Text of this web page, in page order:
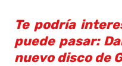
Te podría
puede pasar:
nuevo disco de